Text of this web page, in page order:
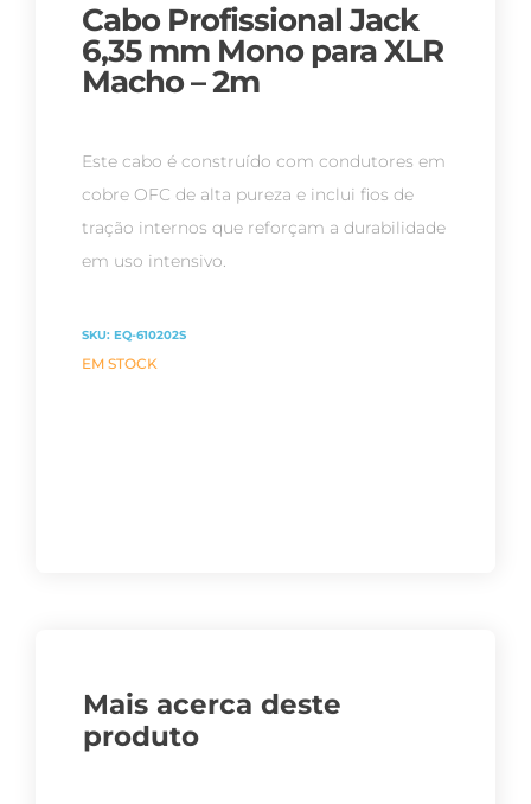
Cabo Profissional Jack
6,35 mm Mono para XLR
Macho – 2m
Este cabo é construído com condutores em
cobre OFC de alta pureza e inclui fios de
tração internos que reforçam a durabilidade
em uso intensivo.
SKU: EQ-610202S
EM STOCK
Mais acerca deste
produto